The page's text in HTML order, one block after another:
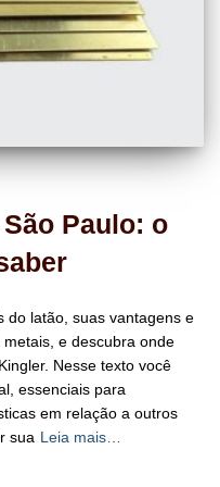
Paulo: o
do latão, suas vantagens e
e descubra onde
Nesse texto você
essenciais para
em relação a outros
sua Leia mais…